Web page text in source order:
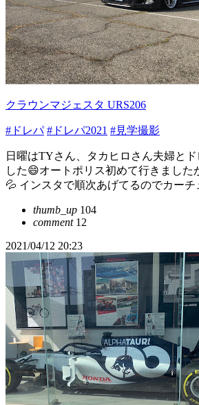
クラウンマジェスタ URS206
#ドレパ #ドレパ2021 #見学撮影
日曜はTYさん、タカヒロさん夫婦と
した😄オートポリス初めて行きまし
💦 インスタで順次あげてるのでカーチ
thumb_up 104
comment12
2021/04/12 20:23